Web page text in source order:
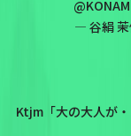
— 谷絹
Ktjm「大の大人が・